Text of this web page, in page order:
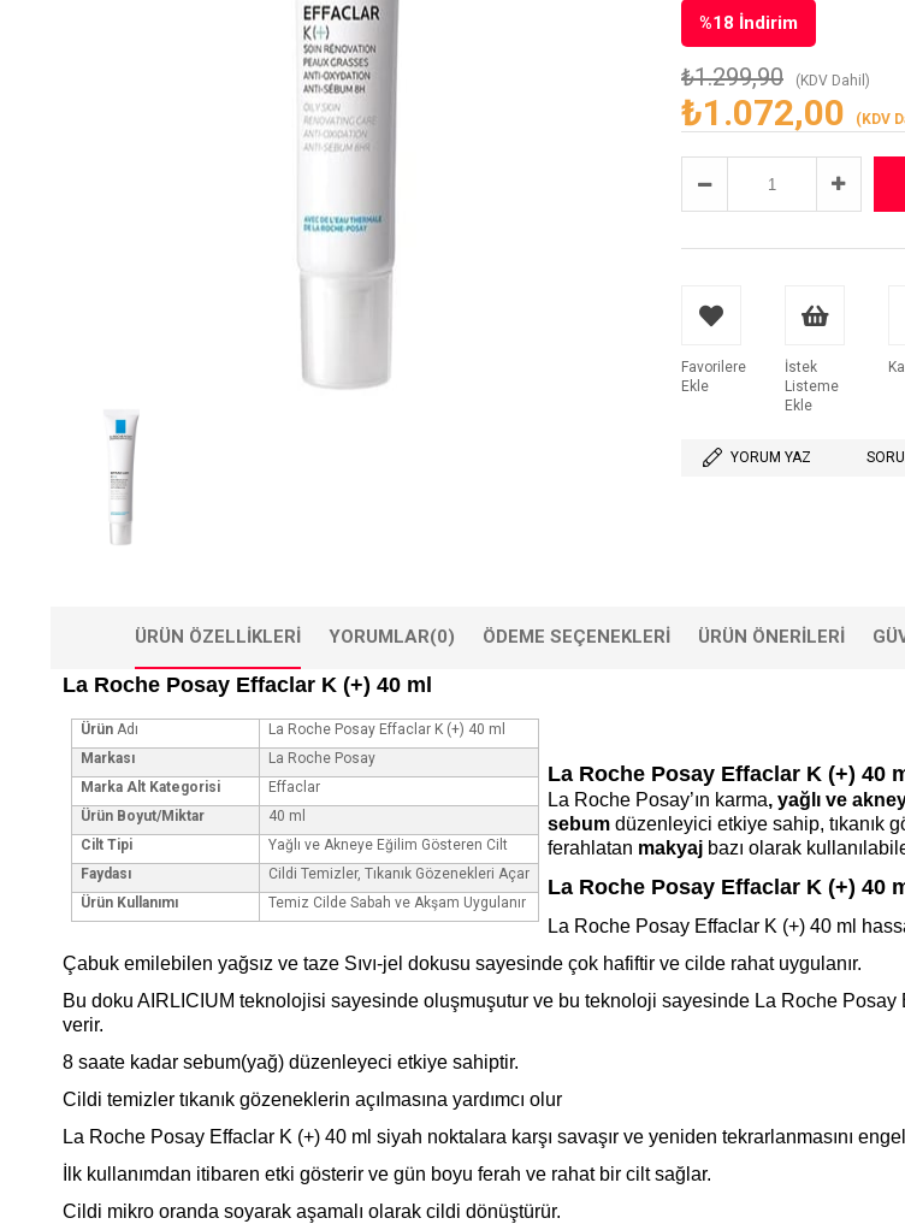
%18 İndirim
₺1.299,90 (KDV Dahil)
₺1.072,00 (KDV
Favorilere
Ekle
İstek
Listeme
Ekle
YORUM YAZ
ÜRÜN ÖZELLIKLERI YORUMLAR(0) ÖDEME SEÇENEKLERI ÜRÜN ÖNERILERI
La Roche Posay Effaclar K (+) 40 ml
Ürün Adı
La Roche Posay Effaclar K (+) 40 ml
Markası
La Roche Posay
Marka Alt Kategorisi
Effaclar
Ürün Boyut/Miktar
40 ml
Cilt Tipi
Yağlı ve Akneye Eğilim Gösteren Cilt
Faydası
Cildi Temizler, Tıkanık Gözenekleri Açar
Ürün Kullanımı
Temiz Cilde Sabah ve Akşam Uygulanır
La Roche Posay Effaclar K (+) 40
La Roche Posay’ın karma, yağlı ve
sebum düzenleyici etkiye sahip, tıkanık
ferahlatan makyaj bazı olarak
La Roche Posay Effaclar K (+) 40
La Roche Posay Effaclar K (+) 40 ml
Çabuk emilebilen yağsız ve taze Sıvı-jel dokusu sayesinde çok hafiftir ve cilde rahat uygulanır.
Bu doku AIRLICIUM teknolojisi sayesinde oluşmuşutur ve bu teknoloji sayesinde La Roche
verir.
8 saate kadar sebum(yağ) düzenleyeci etkiye sahiptir.
Cildi temizler tıkanık gözeneklerin açılmasına yardımcı olur
La Roche Posay Effaclar K (+) 40 ml siyah noktalara karşı savaşır ve yeniden tekrarlanmasını
İlk kullanımdan itibaren etki gösterir ve gün boyu ferah ve rahat bir cilt sağlar.
Cildi mikro oranda soyarak aşamalı olarak cildi dönüştürür.